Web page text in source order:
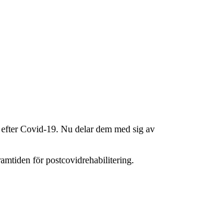
Covid-19. Nu delar dem med sig av
för postcovidrehabilitering.